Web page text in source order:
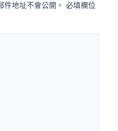
件地址不會公開。 必填欄位